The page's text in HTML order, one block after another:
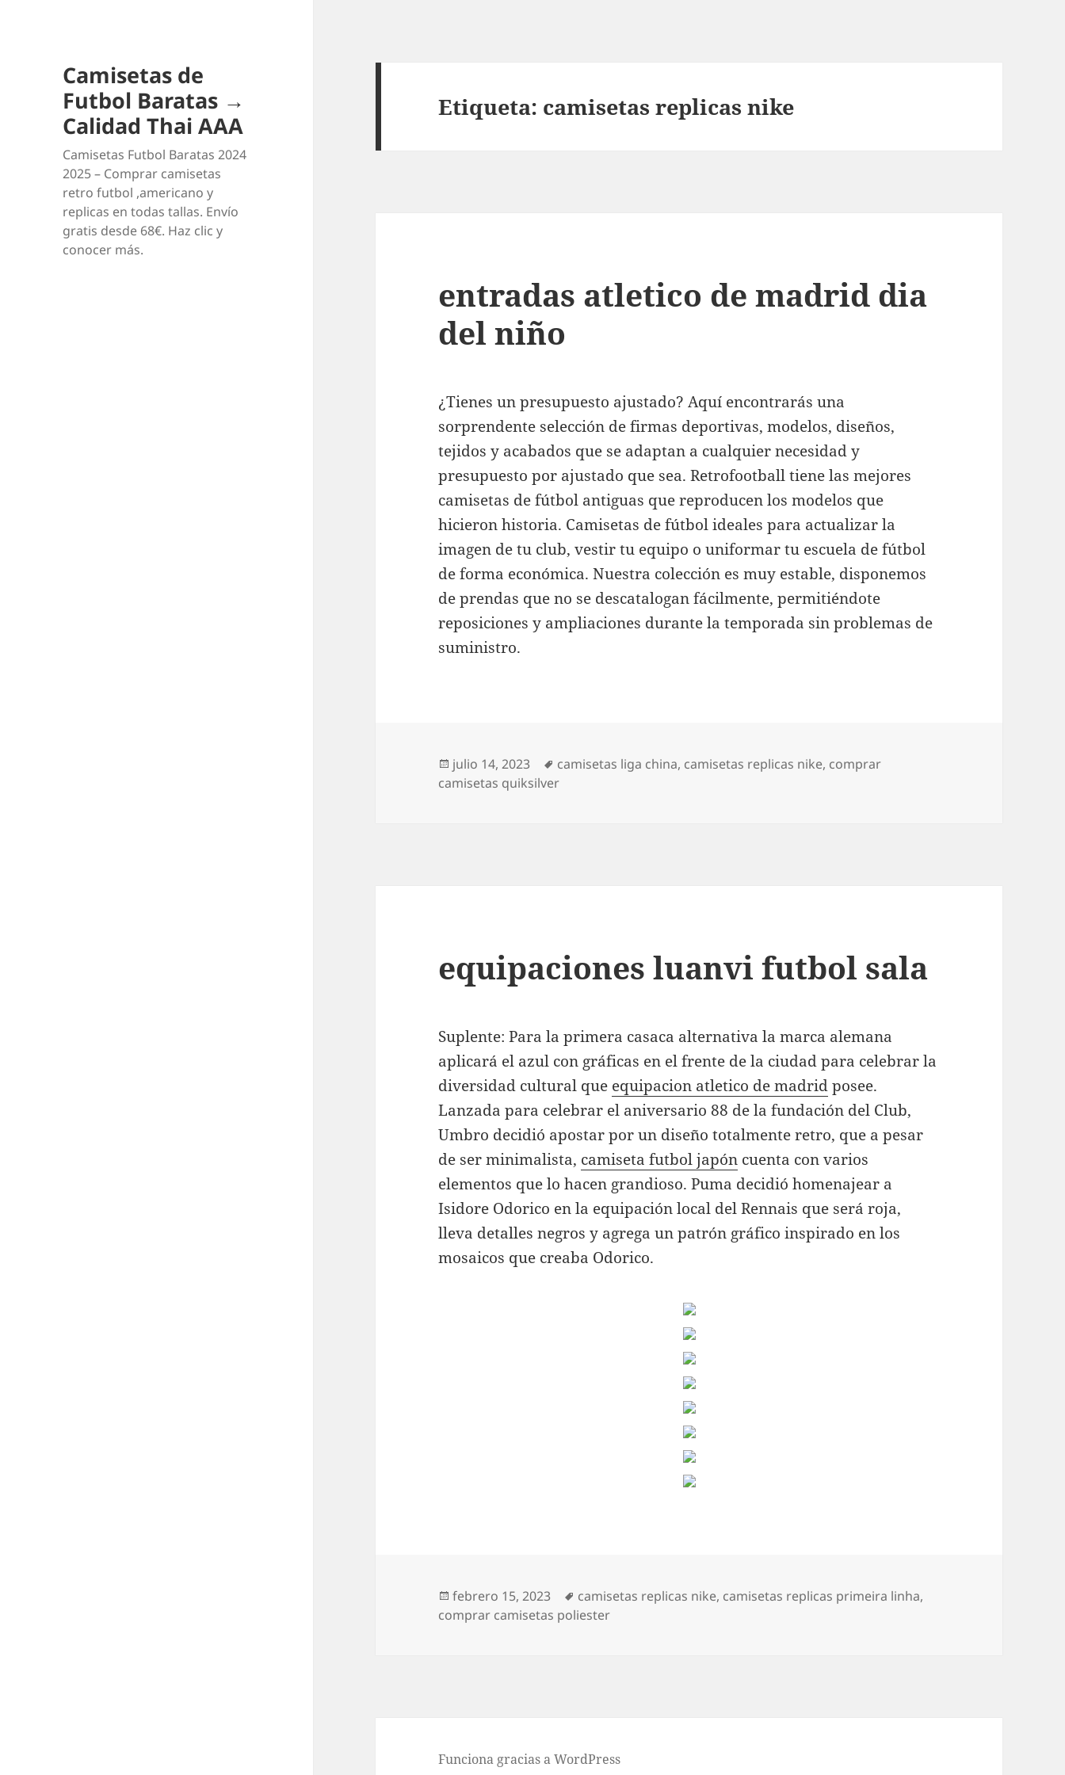
Camisetas de
Futbol Baratas →
Calidad Thai AAA
Camisetas Futbol Baratas 2024
2025 – Comprar camisetas
retro futbol ,americano y
replicas en todas tallas. Envío
gratis desde 68€. Haz clic y
conocer más.
Etiqueta: camisetas replicas nike
entradas atletico de madrid dia
del niño
¿Tienes un presupuesto ajustado? Aquí encontrarás una
sorprendente selección de firmas deportivas, modelos, diseños,
tejidos y acabados que se adaptan a cualquier necesidad y
presupuesto por ajustado que sea. Retrofootball tiene las mejores
camisetas de fútbol antiguas que reproducen los modelos que
hicieron historia. Camisetas de fútbol ideales para actualizar la
imagen de tu club, vestir tu equipo o uniformar tu escuela de fútbol
de forma económica. Nuestra colección es muy estable, disponemos
de prendas que no se descatalogan fácilmente, permitiéndote
reposiciones y ampliaciones durante la temporada sin problemas de
suministro.
Publicado
el
julio 14, 2023 Etiquetas
camisetas liga china, camisetas replicas nike, comprar
camisetas quiksilver
equipaciones luanvi futbol sala
Suplente: Para la primera casaca alternativa la marca alemana
aplicará el azul con gráficas en el frente de la ciudad para celebrar la
diversidad cultural que equipacion atletico de madridposee.
Lanzada para celebrar el aniversario 88 de la fundación del Club,
Umbro decidió apostar por un diseño totalmente retro, que a pesar
de ser minimalista, camiseta futbol japón cuenta con varios
elementos que lo hacen grandioso. Puma decidió homenajear a
Isidore Odorico en la equipación local del Rennais que será roja,
lleva detalles negros y agrega un patrón gráfico inspirado en los
mosaicos que creaba Odorico.
Publicado
el
febrero 15, 2023 Etiquetas
camisetas replicas nike, camisetas replicas primeira linha,
comprar camisetas poliester
Funciona gracias a WordPress